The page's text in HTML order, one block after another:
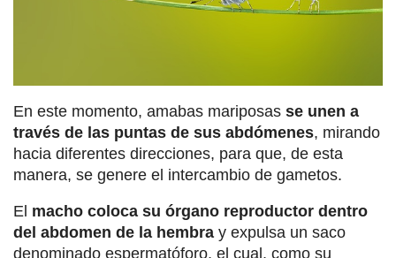
En este momento, amabas mariposas se unen a
través de las puntas de sus abdómenes, mirando
hacia diferentes direcciones, para que, de esta
manera, se genere el intercambio de gametos.
El macho coloca su órgano reproductor dentro
del abdomen de la hembra y expulsa un saco
denominado espermatóforo, el cual, como su